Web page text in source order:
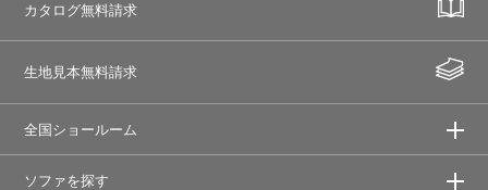
カタログ無料請求
生地見本無料請求
全国ショールーム
ソファを探す